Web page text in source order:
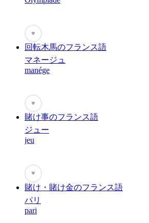
♥
回転木馬のフランス語
マネージュ
manége
♥
賭け事のフランス語
ジュー
jeu
♥
賭け・賭け金のフランス語
パリ
pari